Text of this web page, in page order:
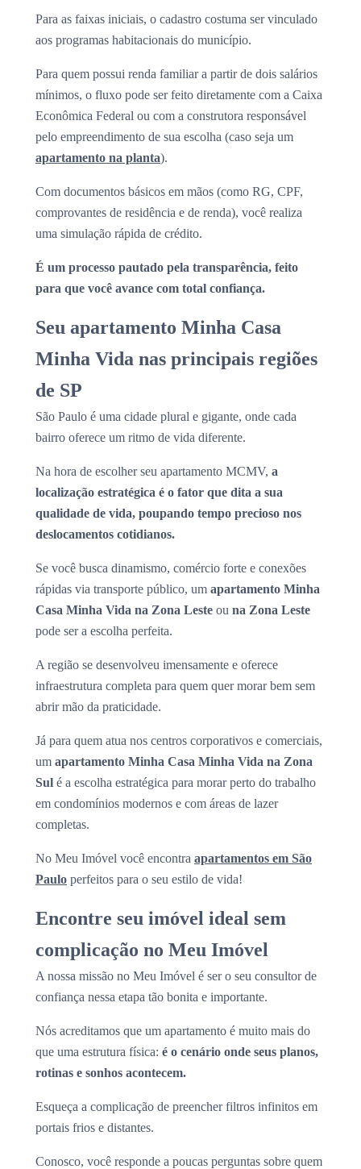
Para as faixas iniciais, o cadastro costuma ser vinculado
aos programas habitacionais do município.
Para quem possui renda familiar a partir de dois salários
mínimos, o fluxo pode ser feito diretamente com a Caixa
Econômica Federal ou com a construtora responsável
pelo empreendimento de sua escolha (caso seja um
apartamento na planta).
Com documentos básicos em mãos (como RG, CPF,
comprovantes de residência e de renda), você realiza
uma simulação rápida de crédito.
É um processo pautado pela transparência, feito
para que você avance com total confiança.
Seu apartamento Minha Casa
Minha Vida nas principais regiões
de SP
São Paulo é uma cidade plural e gigante, onde cada
bairro oferece um ritmo de vida diferente.
Na hora de escolher seu apartamento MCMV, a
localização estratégica é o fator que dita a sua
qualidade de vida, poupando tempo precioso nos
deslocamentos cotidianos.
Se você busca dinamismo, comércio forte e conexões
rápidas via transporte público, um apartamento Minha
Casa Minha Vida na Zona Leste ou na Zona Leste
pode ser a escolha perfeita.
A região se desenvolveu imensamente e oferece
infraestrutura completa para quem quer morar bem sem
abrir mão da praticidade.
Já para quem atua nos centros corporativos e comerciais,
um apartamento Minha Casa Minha Vida na Zona
Sul é a escolha estratégica para morar perto do trabalho
em condomínios modernos e com áreas de lazer
completas.
No Meu Imóvel você encontra apartamentos em São
Paulo perfeitos para o seu estilo de vida!
Encontre seu imóvel ideal sem
complicação no Meu Imóvel
A nossa missão no Meu Imóvel é ser o seu consultor de
confiança nessa etapa tão bonita e importante.
Nós acreditamos que um apartamento é muito mais do
que uma estrutura física: é o cenário onde seus planos,
rotinas e sonhos acontecem.
Esqueça a complicação de preencher filtros infinitos em
portais frios e distantes.
Conosco, você responde a poucas perguntas sobre quem